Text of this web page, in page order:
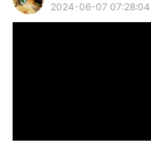
2024-06-07 07:28:04